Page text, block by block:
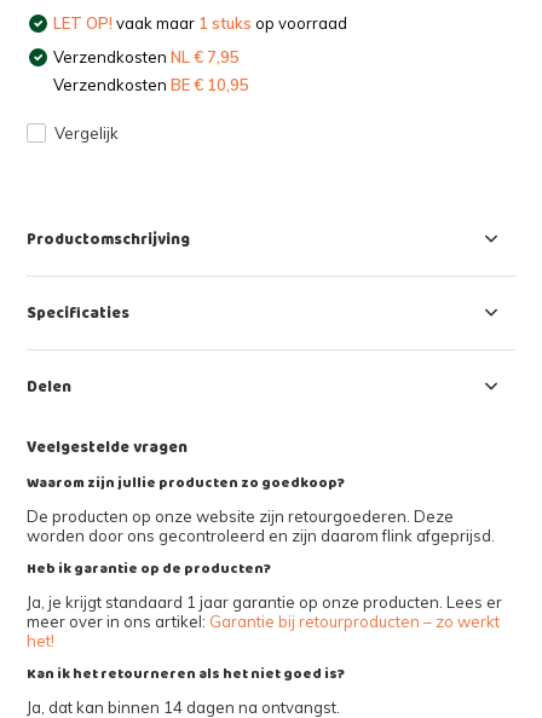
LET OP! vaak maar 1 stuks op voorraad
VerzendkostenNL € 7,95
VerzendkostenBE € 10,95
Vergelijk
Productomschrijving
Specificaties
Delen
Veelgestelde vragen
Waarom zijn jullie producten zo goedkoop?
De producten op onze website zijn retourgoederen. Deze
worden door ons gecontroleerd en zijn daarom flink afgeprijsd.
Heb ik garantie op de producten?
Ja, je krijgt standaard 1 jaar garantie op onze producten. Lees er
meer over in ons artikel: Garantie bij retourproducten – zo werkt
het!
Kan ik het retourneren als het niet goed is?
Ja, dat kan binnen 14 dagen na ontvangst.